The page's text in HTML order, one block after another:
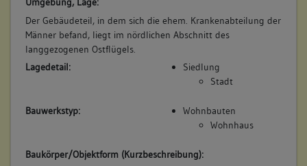
Der Gebäudeteil, in dem sich die ehem. Krankenabteilung der
Männer befand, liegt im nördlichen Abschnitt des
langgezogenen Ostflügels.
Lagedetail:
Siedlung
Stadt
Bauwerkstyp:
Wohnbauten
Wohnhaus
Baukörper/Objektform (Kurzbeschreibung):